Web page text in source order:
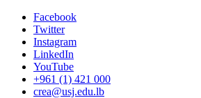
Facebook
Twitter
Instagram
LinkedIn
YouTube
+961 (1) 421 000
crea@usj.edu.lb